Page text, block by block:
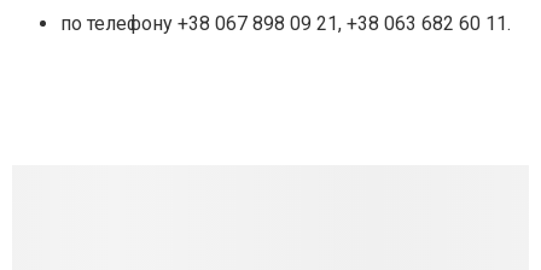
по телефону +38 067 898 09 21, +38 063 682 60 11.